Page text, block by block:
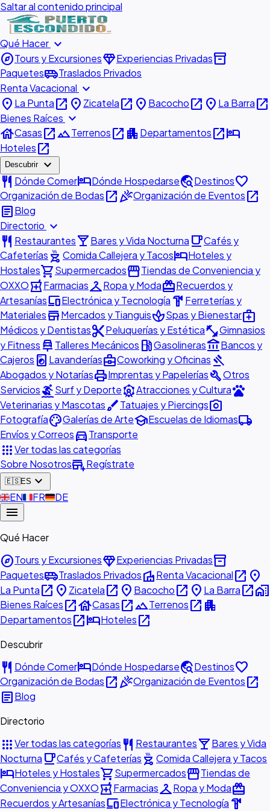
Saltar al contenido principal
Qué Hacer expand_more
exploreTours y ExcursionesdiamondExperiencias Privadasinventory_2
Paquetesairport_shuttleTraslados Privados
Renta Vacacional expand_more
place La Puntaopen_in_new place Zicatelaopen_in_new place Bacochoopen_in_new place La Barraopen_in_new
Bienes Raíces expand_more
houseCasasopen_in_newlandscapeTerrenosopen_in_new apartmentDepartamentosopen_in_newhotel
Hotelesopen_in_new
Descubrir expand_more
restaurant Dónde ComerhotelDónde Hospedarsetravel_exploreDestinosfavorite
Organización de Bodasopen_in_newcelebrationOrganización de Eventosopen_in_new
articleBlog
Directorio expand_more
restaurant Restauranteslocal_barBares y Vida Nocturna local_cafeCafés y
Cafeterías outdoor_grill Comida Callejera y TacoshotelHoteles y
Hostalesshopping_cartSupermercadosstorefrontTiendas de Conveniencia y
OXXOlocal_pharmacyFarmaciascheckroomRopa y ModaredeemRecuerdos y
ArtesaníasdevicesElectrónica y Tecnología hardware Ferreterías y
MaterialesstoreMercados y TianguisspaSpas y Bienestarmedical_services
Médicos y Dentistascontent_cutPeluquerías y Estéticafitness_centerGimnasios
y Fitness car_repair Talleres Mecánicos local_gas_stationGasolinerasaccount_balanceBancos y
Cajeros local_laundry_service Lavanderíasbusiness_centerCoworking y Oficinas gavel
Abogados y NotaríasprintImprentas y PapeleríasbuildOtros
ServiciossurfingSurf y DeporteattractionsAtracciones y Culturapets
Veterinarias y MascotasbrushTatuajes y Piercingsphoto_camera
FotografíapaletteGalerías de ArteschoolEscuelas de Idiomaslocal_shipping
Envíos y Correosdirections_carTransporte
appsVer todas las categorías
Sobre Nosotrosadd_businessRegístrate
🇪🇸ES expand_more
🇬🇧EN🇫🇷FR🇩🇪DE
menu
Qué Hacer
exploreTours y ExcursionesdiamondExperiencias Privadasinventory_2
Paquetesairport_shuttleTraslados PrivadosvillaRenta Vacacionalopen_in_new place
La Puntaopen_in_new place Zicatelaopen_in_new place Bacochoopen_in_new place La Barraopen_in_newhome_work
Bienes Raícesopen_in_newhouseCasasopen_in_newlandscapeTerrenosopen_in_new apartment
Departamentosopen_in_newhotelHotelesopen_in_new
Descubrir
restaurant Dónde ComerhotelDónde Hospedarsetravel_exploreDestinosfavorite
Organización de Bodasopen_in_newcelebrationOrganización de Eventosopen_in_new
articleBlog
Directorio
appsVer todas las categorías restaurant Restauranteslocal_barBares y Vida
Nocturna local_cafeCafés y Cafeterías outdoor_grill Comida Callejera y Tacos
hotelHoteles y Hostalesshopping_cartSupermercadosstorefrontTiendas de
Conveniencia y OXXOlocal_pharmacyFarmaciascheckroomRopa y Modaredeem
Recuerdos y ArtesaníasdevicesElectrónica y Tecnología hardware